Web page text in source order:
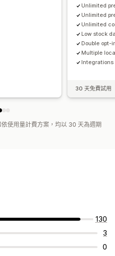
Unlimited
Unlimited
Unlimited
Low stock
Double opt-
Multiple
Integrations
30 天免費試用
使用量計費方案，均以 30 天為週期
130
3
0